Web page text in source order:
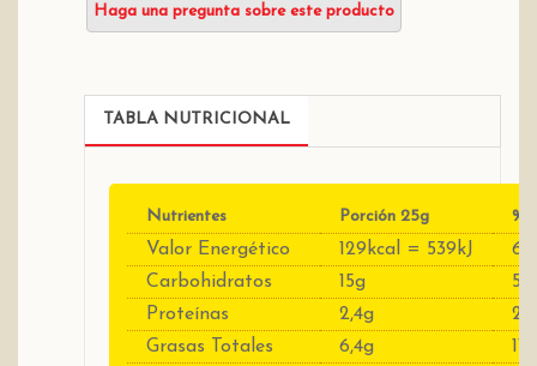
Haga una pregunta sobre este producto
TABLA NUTRICIONAL
Nutrientes Porción 25g
Valor Energético 129kcal = 539kJ
6%
Carbohidratos
15g
5%
Proteínas
2,4g
Grasas Totales
6,4g